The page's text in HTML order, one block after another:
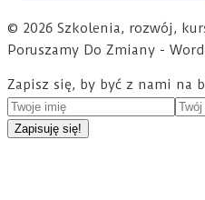
© 2026 Szkolenia, rozwój,
Poruszamy Do Zmiany -
Zapisz się, by być z nami na